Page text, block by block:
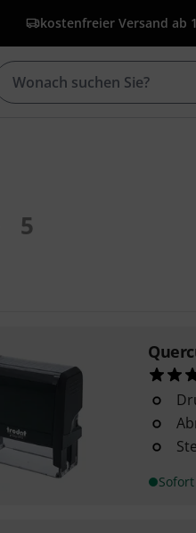
kostenfreier Versand ab
5